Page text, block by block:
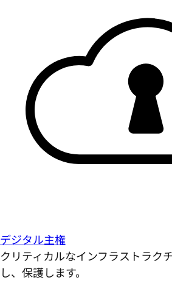
デジタル主権
クリティカルなインフラストラク
し、保護します。